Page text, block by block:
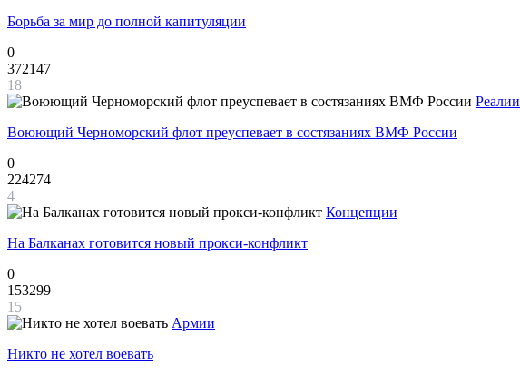
Борьба за мир до полной капитуляции
0
372147
18
Реалии
Воюющий Черноморский флот преуспевает в состязаниях ВМФ России
0
224274
4
Концепции
На Балканах готовится новый прокси-конфликт
0
153299
15
Армии
Никто не хотел воевать